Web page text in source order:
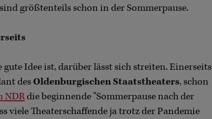
größtenteils schon in der Sommerpause.
gute Idee ist, darüber lässt sich streiten. Einerseits
desOldenburgischen Staatstheaters, schon
NDRdie beginnende "Sommerpause nach der
viele Theaterschaffende ja trotz der Pandemie